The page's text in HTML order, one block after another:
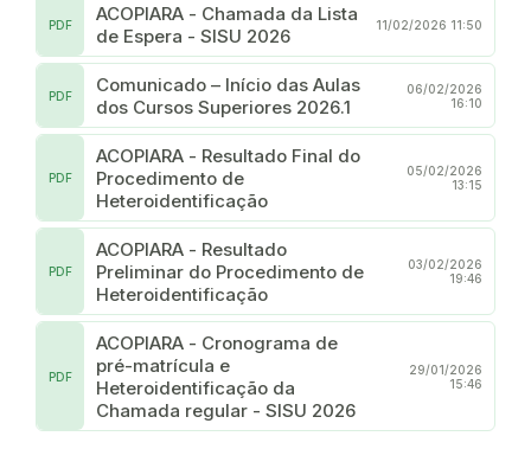
ACOPIARA - Chamada da Lista
de Espera - SISU 2026
PDF 11/02/2026 11:50
Comunicado – Início das Aulas
dos Cursos Superiores 2026.1
PDF
06/02/2026
16:10
ACOPIARA - Resultado Final do
Procedimento de
Heteroidentificação
PDF
05/02/2026
13:15
ACOPIARA - Resultado
Preliminar do Procedimento de
Heteroidentificação
PDF
03/02/2026
19:46
ACOPIARA - Cronograma de
pré-matrícula e
Heteroidentificação da
Chamada regular - SISU 2026
PDF
29/01/2026
15:46